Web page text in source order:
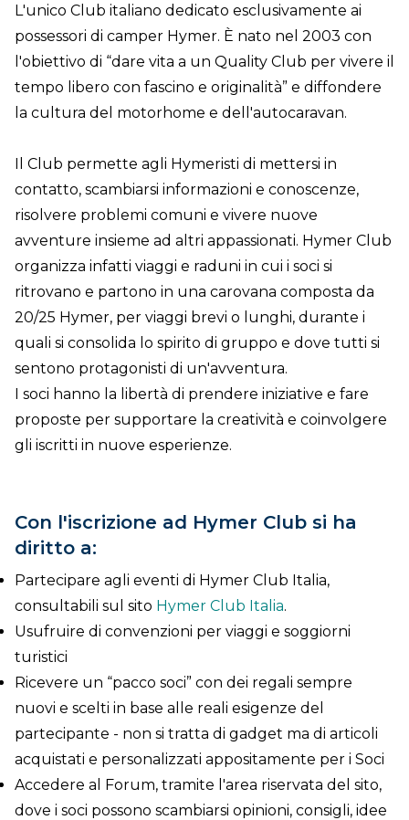
L'unico Club italiano dedicato esclusivamente ai
possessori di camper Hymer. È nato nel 2003 con
l'obiettivo di “dare vita a un Quality Club per vivere il
tempo libero con fascino e originalità” e diffondere
la cultura del motorhome e dell'autocaravan.
Il Club permette agli Hymeristi di mettersi in
contatto, scambiarsi informazioni e conoscenze,
risolvere problemi comuni e vivere nuove
avventure insieme ad altri appassionati. Hymer Club
organizza infatti viaggi e raduni in cui i soci si
ritrovano e partono in una carovana composta da
20/25 Hymer, per viaggi brevi o lunghi, durante i
quali si consolida lo spirito di gruppo e dove tutti si
sentono protagonisti di un'avventura.
I soci hanno la libertà di prendere iniziative e fare
proposte per supportare la creatività e coinvolgere
gli iscritti in nuove esperienze.
Con l'iscrizione ad Hymer Club si ha
diritto a:
Partecipare agli eventi di Hymer Club Italia,
consultabili sul sito Hymer Club Italia.
Usufruire di convenzioni per viaggi e soggiorni
turistici
Ricevere un “pacco soci” con dei regali sempre
nuovi e scelti in base alle reali esigenze del
partecipante - non si tratta di gadget ma di articoli
acquistati e personalizzati appositamente per i Soci
Accedere al Forum, tramite l'area riservata del sito,
dove i soci possono scambiarsi opinioni, consigli, idee